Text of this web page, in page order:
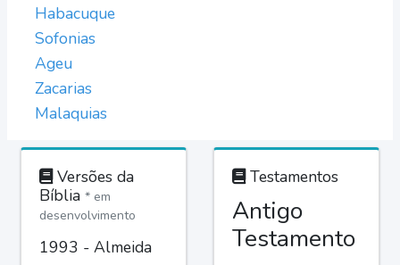
Habacuque
Sofonias
Ageu
Zacarias
Malaquias
Versões da
Bíblia * em
desenvolvimento
1993 - Almeida
Testamentos
Antigo
Testamento